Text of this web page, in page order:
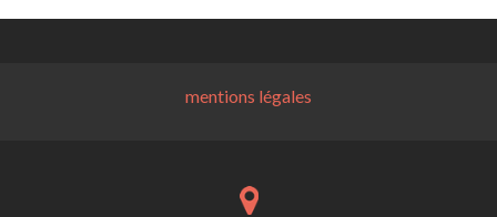
mentions légales